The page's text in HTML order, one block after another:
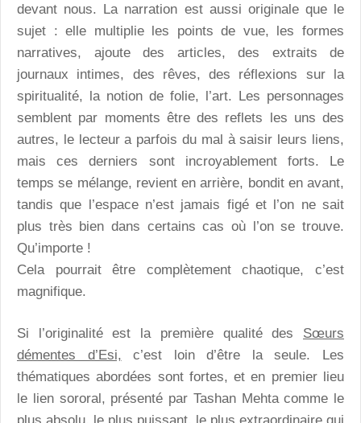
devant nous. La narration est aussi originale que le
sujet : elle multiplie les points de vue, les formes
narratives, ajoute des articles, des extraits de
journaux intimes, des rêves, des réflexions sur la
spiritualité, la notion de folie, l’art. Les personnages
semblent par moments être des reflets les uns des
autres, le lecteur a parfois du mal à saisir leurs liens,
mais ces derniers sont incroyablement forts. Le
temps se mélange, revient en arrière, bondit en avant,
tandis que l’espace n’est jamais figé et l’on ne sait
plus très bien dans certains cas où l’on se trouve.
Qu’importe !
Cela pourrait être complètement chaotique, c’est
magnifique.
Si l’originalité est la première qualité des Sœurs
démentes d’Esi, c’est loin d’être la seule. Les
thématiques abordées sont fortes, et en premier lieu
le lien sororal, présenté par Tashan Mehta comme le